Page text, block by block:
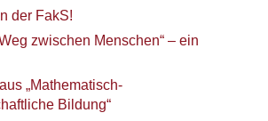
der FakS!
zwischen Menschen“ – ein
„Mathematisch-
Bildung“